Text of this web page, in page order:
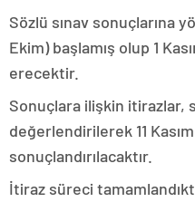
Sözlü sınav sonuçlarına
Ekim) başlamış olup 1
erecektir.
Sonuçlara ilişkin itirazlar,
değerlendirilerek 11
sonuçlandırılacaktır.
İtiraz süreci